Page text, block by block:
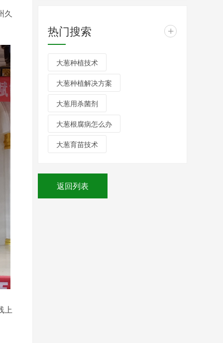
久
上
热门搜索 +
大葱种植技术
大葱种植解决方案
大葱用杀菌剂
大葱根腐病怎么办
大葱育苗技术
返回列表